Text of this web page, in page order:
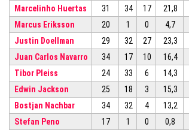
Marcelinho Huertas
31 34 17 21,8
Marcus Eriksson
20 1 0 4,7
Justin Doellman
29 32 27 23,3
Juan Carlos Navarro
34 17 10 16,4
Tibor Pleiss
24 33 6 14,3
Edwin Jackson
25 18 3 15,3
Bostjan Nachbar
34 32 4 13,2
Stefan Peno
17 1 0 0,8